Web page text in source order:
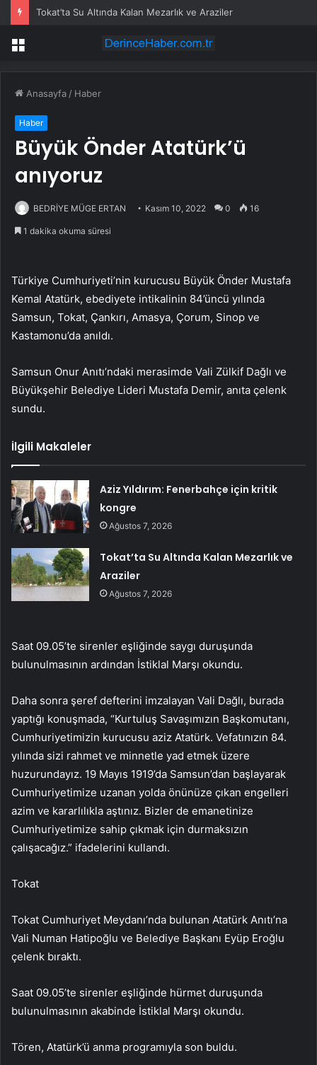
Tokat’ta Su Altında Kalan Mezarlık ve Araziler
Menü
Anasayfa / Haber
Haber
Büyük Önder Atatürk’ü
anıyoruz
BEDRİYE MÜGE ERTAN Kasım 10, 2022 0 16
1 dakika okuma süresi
Türkiye Cumhuriyeti’nin kurucusu Büyük Önder Mustafa
Kemal Atatürk, ebediyete intikalinin 84’üncü yılında
Samsun, Tokat, Çankırı, Amasya, Çorum, Sinop ve
Kastamonu’da anıldı.
Samsun Onur Anıtı’ndaki merasimde Vali Zülkif Dağlı ve
Büyükşehir Belediye Lideri Mustafa Demir, anıta çelenk
sundu.
İlgili Makaleler
Aziz Yıldırım: Fenerbahçe için kritik
kongre
Ağustos 7, 2026
Tokat’ta Su Altında Kalan Mezarlık ve
Araziler
Ağustos 7, 2026
Saat 09.05’te sirenler eşliğinde saygı duruşunda
bulunulmasının ardından İstiklal Marşı okundu.
Daha sonra şeref defterini imzalayan Vali Dağlı, burada
yaptığı konuşmada, “Kurtuluş Savaşımızın Başkomutanı,
Cumhuriyetimizin kurucusu aziz Atatürk. Vefatınızın 84.
yılında sizi rahmet ve minnetle yad etmek üzere
huzurundayız. 19 Mayıs 1919’da Samsun’dan başlayarak
Cumhuriyetimize uzanan yolda önünüze çıkan engelleri
azim ve kararlılıkla aştınız. Bizler de emanetinize
Cumhuriyetimize sahip çıkmak için durmaksızın
çalışacağız.” ifadelerini kullandı.
Tokat
Tokat Cumhuriyet Meydanı’nda bulunan Atatürk Anıtı’na
Vali Numan Hatipoğlu ve Belediye Başkanı Eyüp Eroğlu
çelenk bıraktı.
Saat 09.05’te sirenler eşliğinde hürmet duruşunda
bulunulmasının akabinde İstiklal Marşı okundu.
Tören, Atatürk’ü anma programıyla son buldu.